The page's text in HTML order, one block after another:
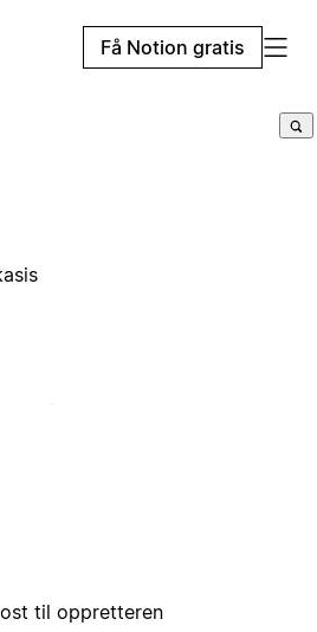
Få Notion gratis
til oppretteren